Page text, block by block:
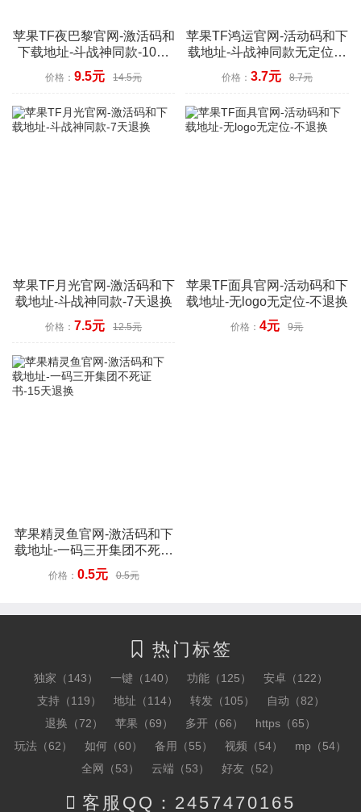
苹果TF夜巴黎官网-激活码和
下载地址-斗战神同款-10天
退换
价格：9.5元 14.5元
苹果TF鸿运官网-活动码和下
载地址-斗战神同款无定位功
能-不退换
价格： 3.7元 8.7元
苹果TF月光官网-激活码和下
载地址-斗战神同款-7天退换
价格： 7.5元 12.5元
苹果TF面具官网-活动码和下
载地址-无logo无定位-不退换
价格：4元 9元
苹果精灵鱼官网-激活码和下
载地址-一码三开集团不死证
书-15天退换
价格： 0.5元 0.5元
 热门标签
独家（143） 一键（140） 功能（125）
安卓（122）
支持（119）
地址（114） 转发（105）
自动（82）
退换（72）
苹果（69） 多开（66）
https（65）
玩法（62）
如何（60） 备用（55） 视频（54）
mp（54）
全网（53）
云端（53） 好友（52）
 客服QQ：2457470165